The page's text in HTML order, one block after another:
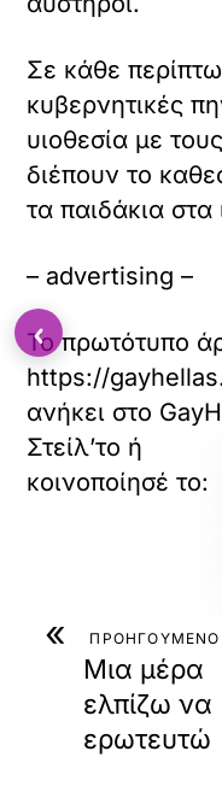
Σε κάθε
κυβερνητικές
υιοθεσία με
διέπουν το
τα παιδάκια στα
– advertising –
Το πρωτότυπο
https://
ανήκει στο
« ΠΡΟΗΓΟΥΜΕΝΟ
Μια μέρα
ελπίζω να
ερωτευτώ
‹